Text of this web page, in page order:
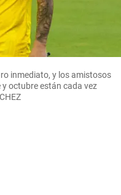
inmediato, y los amistosos
y octubre están cada vez